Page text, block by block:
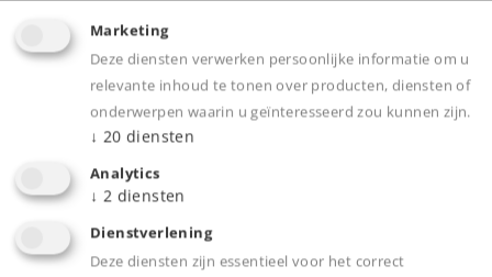
Product
Productinfo
Marketing
Deze diensten verwerken persoonlijke informatie om u
relevante inhoud te tonen over producten, diensten of
onderwerpen waarin u geïnteresseerd zou kunnen zijn.
↓ 20 diensten
Analytics
↓ 2 diensten
Dienstverlening
Deze diensten zijn essentieel voor het correct